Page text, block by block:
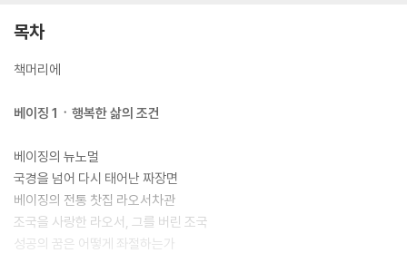
목차
책머리에
베이징 1ㆍ행복한 삶의 조건
베이징의 뉴노멀
국경을 넘어 다시 태어난 짜장면
베이징의 전통 찻집 라오서차관
조국을 사랑한 라오서, 그를 버린 조국
성공의 꿈은 어떻게 좌절하는가